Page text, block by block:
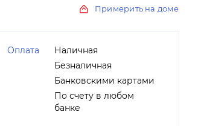
Примерить на доме
Оплата
Наличная
Безналичная
Банковскими картами
По счету в любом
банке